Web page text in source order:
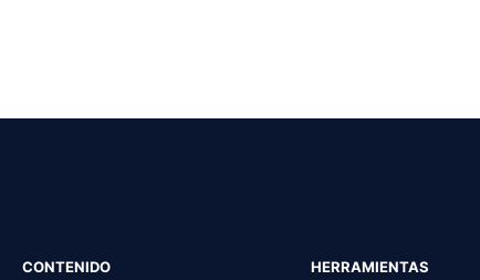
CONTENIDO HERRAMIENTAS